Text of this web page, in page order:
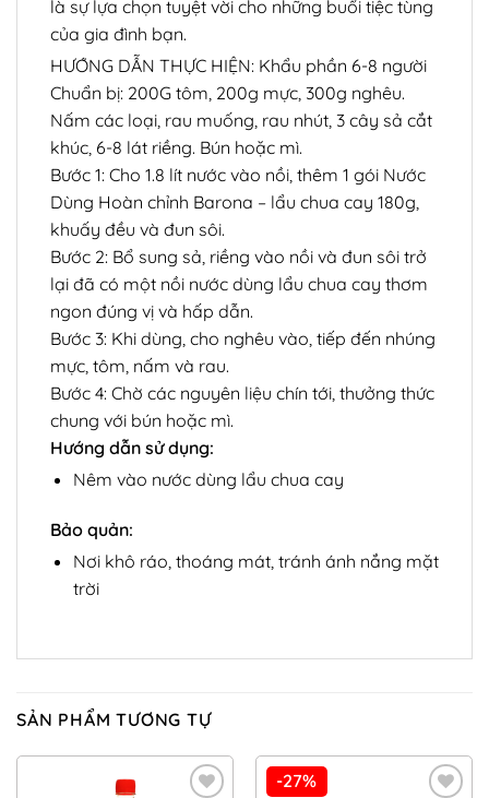
là sự lựa chọn tuyệt vời cho những buổi tiệc tùng
của gia đình bạn.
HƯỚNG DẪN THỰC HIỆN: Khẩu phần 6-8 người
Chuẩn bị: 200G tôm, 200g mực, 300g nghêu.
Nấm các loại, rau muống, rau nhút, 3 cây sả cắt
khúc, 6-8 lát riềng. Bún hoặc mì.
Bước 1: Cho 1.8 lít nước vào nồi, thêm 1 gói Nước
Dùng Hoàn chỉnh Barona – lẩu chua cay 180g,
khuấy đều và đun sôi.
Bước 2: Bổ sung sả, riềng vào nồi và đun sôi trở
lại đã có một nồi nước dùng lẩu chua cay thơm
ngon đúng vị và hấp dẫn.
Bước 3: Khi dùng, cho nghêu vào, tiếp đến nhúng
mực, tôm, nấm và rau.
Bước 4: Chờ các nguyên liệu chín tới, thưởng thức
chung với bún hoặc mì.
Hướng dẫn sử dụng:
Nêm vào nước dùng lẩu chua cay
Bảo quản:
Nơi khô ráo, thoáng mát, tránh ánh nắng mặt
trời
SẢN PHẨM TƯƠNG TỰ
-27%